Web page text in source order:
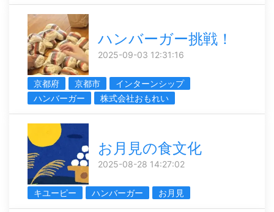
ハンバーガー挑戦！
2025-09-03 12:31:16
京都府 京都市
インターンシップ
ハンバーガー
株式会社おもれい
お月見の食文化
2025-08-28 14:27:02
キユーピー ハンバーガー お月見